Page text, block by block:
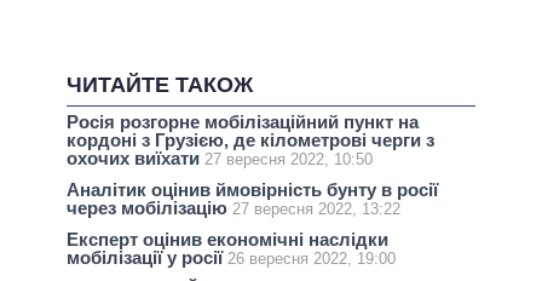
ЧИТАЙТЕ ТАКОЖ
Росія розгорне мобілізаційний пункт на
кордоні з Грузією, де кілометрові черги з
охочих виїхати 27 вересня 2022, 10:50
Аналітик оцінив ймовірність бунту в росії
через мобілізацію 27 вересня 2022, 13:22
Експерт оцінив економічні наслідки
мобілізації у росії 26 вересня 2022, 19:00